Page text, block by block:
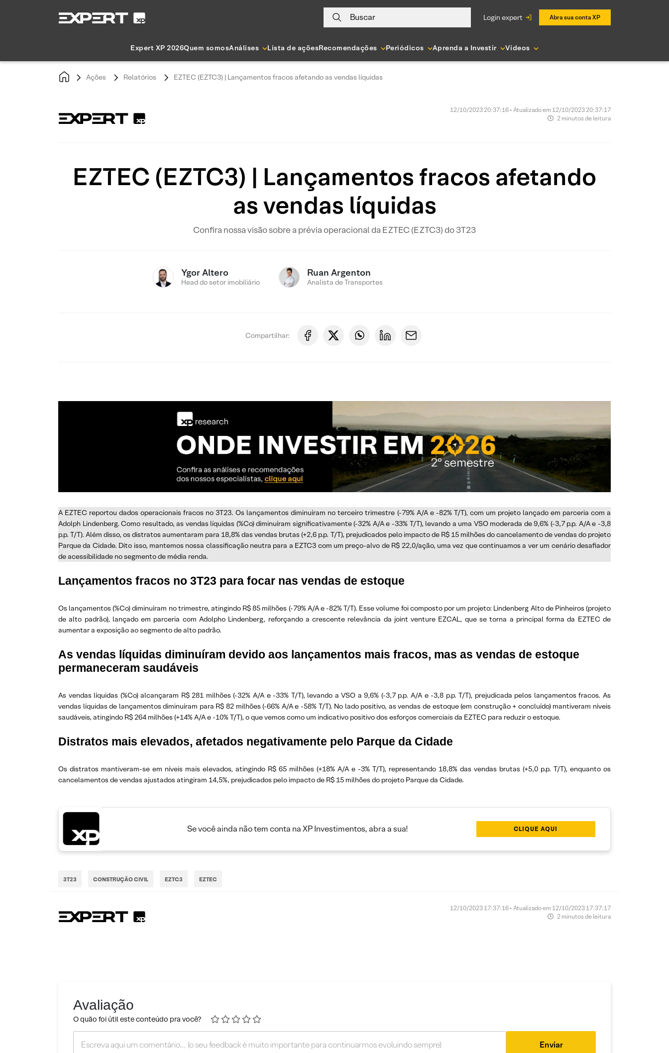
Buscar login expert Abra sua conta XP
Expert XP 2026Quem somosAnálises Lista de açõesRecomendações Periódicos Aprenda a Investir Vídeos
Ações Relatórios EZTEC (EZTC3) | Lançamentos fracos afetando as vendas líquidas
12/10/2023 20:37:16 • Atualizado em 12/10/2023 20:37:17
2 minutos de leitura
EZTEC (EZTC3) | Lançamentos fracos afetando
as vendas líquidas
Confira nossa visão sobre a prévia operacional da EZTEC (EZTC3) do 3T23
Ygor Altero
Head do setor imobiliário
Ruan Argenton
Analista de Transportes
Compartilhar:
A EZTEC reportou dados operacionais fracos no 3T23. Os lançamentos diminuíram no terceiro trimestre (-79% A/A e -82% T/T), com um projeto lançado em parceria com a
Adolph Lindenberg. Como resultado, as vendas líquidas (%Co) diminuíram significativamente (-32% A/A e -33% T/T), levando a uma VSO moderada de 9,6% (-3,7 p.p. A/A e -3,8
p.p. T/T). Além disso, os distratos aumentaram para 18,8% das vendas brutas (+2,6 p.p. T/T), prejudicados pelo impacto de R$ 15 milhões do cancelamento de vendas do projeto
Parque da Cidade. Dito isso, mantemos nossa classificação neutra para a EZTC3 com um preço-alvo de R$ 22,0/ação, uma vez que continuamos a ver um cenário desafiador
de acessibilidade no segmento de média renda.
Lançamentos fracos no 3T23 para focar nas vendas de estoque
Os lançamentos (%Co) diminuíram no trimestre, atingindo R$ 85 milhões (-79% A/A e -82% T/T). Esse volume foi composto por um projeto: Lindenberg Alto de Pinheiros (projeto
de alto padrão), lançado em parceria com Adolpho Lindenberg, reforçando a crescente relevância da joint venture EZCAL, que se torna a principal forma da EZTEC de
aumentar a exposição ao segmento de alto padrão.
As vendas líquidas diminuíram devido aos lançamentos mais fracos, mas as vendas de estoque
permaneceram saudáveis
As vendas líquidas (%Co) alcançaram R$ 281 milhões (-32% A/A e -33% T/T), levando a VSO a 9,6% (-3,7 p.p. A/A e -3,8 p.p. T/T), prejudicada pelos lançamentos fracos. As
vendas líquidas de lançamentos diminuíram para R$ 82 milhões (-66% A/A e -58% T/T). No lado positivo, as vendas de estoque (em construção + concluído) mantiveram níveis
saudáveis, atingindo R$ 264 milhões (+14% A/A e -10% T/T), o que vemos como um indicativo positivo dos esforços comerciais da EZTEC para reduzir o estoque.
Distratos mais elevados, afetados negativamente pelo Parque da Cidade
Os distratos mantiveram-se em níveis mais elevados, atingindo R$ 65 milhões (+18% A/A e -3% T/T), representando 18,8% das vendas brutas (+5,0 p.p. T/T), enquanto os
cancelamentos de vendas ajustados atingiram 14,5%, prejudicados pelo impacto de R$ 15 milhões do projeto Parque da Cidade.
Se você ainda não tem conta na XP Investimentos, abra a sua! CLIQUE AQUI
3T23 CONSTRUÇÃO CIVIL EZTC3 EZTEC
12/10/2023 17:37:16 • Atualizado em 12/10/2023 17:37:17
2 minutos de leitura
Avaliação
O quão foi útil este conteúdo pra você?
Enviar